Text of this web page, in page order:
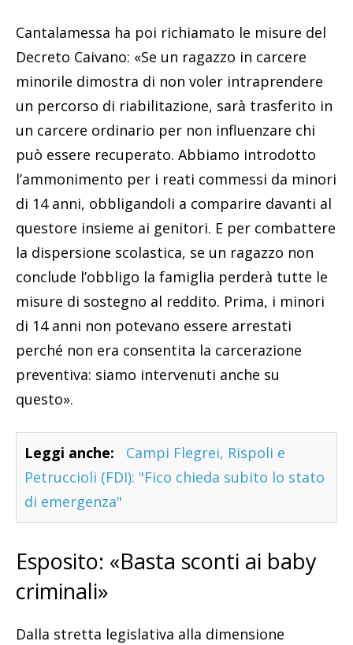
Cantalamessa ha poi richiamato le misure del
Decreto Caivano: «Se un ragazzo in carcere
minorile dimostra di non voler intraprendere
un percorso di riabilitazione, sarà trasferito in
un carcere ordinario per non influenzare chi
può essere recuperato. Abbiamo introdotto
l’ammonimento per i reati commessi da minori
di 14 anni, obbligandoli a comparire davanti al
questore insieme ai genitori. E per combattere
la dispersione scolastica, se un ragazzo non
conclude l’obbligo la famiglia perderà tutte le
misure di sostegno al reddito. Prima, i minori
di 14 anni non potevano essere arrestati
perché non era consentita la carcerazione
preventiva: siamo intervenuti anche su
questo».
Leggi anche:
Campi Flegrei, Rispoli e
Petruccioli (FDI): "Fico chieda subito lo stato
di emergenza"
Esposito: «Basta sconti ai baby
criminali»
Dalla stretta legislativa alla dimensione